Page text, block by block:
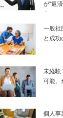
が“返
ト
一般社
と成功
未経験
可能。
個人事